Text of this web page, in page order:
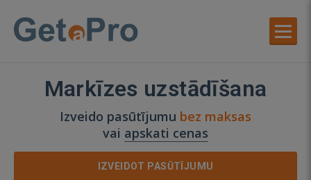
Markīzes uzstādīšana
Izveido pasūtījumu bez maksas
vai apskati cenas
IZVEIDOT PASŪTĪJUMU